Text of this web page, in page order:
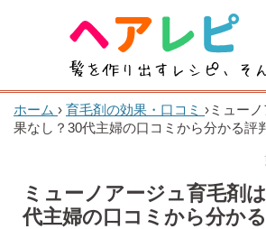
ホーム › 育毛剤の効果・口コミ ›ミュー
果なし？30代主婦の口コミから分かる評
ミューノアージュ育毛剤
代主婦の口コミから分か